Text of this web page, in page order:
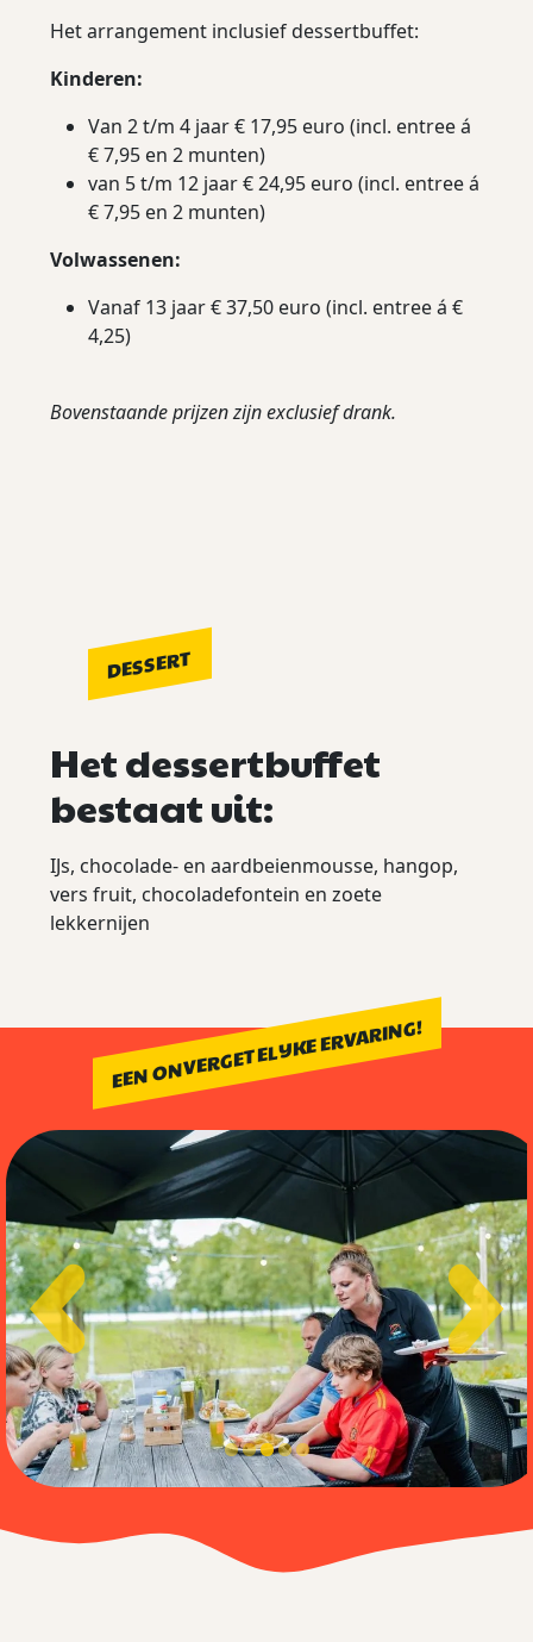
Het arrangement inclusief dessertbuffet:
Kinderen:
Van 2 t/m 4 jaar € 17,95 euro (incl. entree á
€ 7,95 en 2 munten)
van 5 t/m 12 jaar € 24,95 euro (incl. entree á
€ 7,95 en 2 munten)
Volwassenen:
Vanaf 13 jaar €37,50 euro (incl. entree á €
4,25)
Bovenstaande prijzen zijn exclusief drank.
DESSERT
Het dessertbuffet
bestaat uit:
IJs, chocolade- en aardbeienmousse, hangop,
vers fruit, chocoladefontein en zoete
lekkernijen
EEN ONVERGETELIJKE ERVARING!